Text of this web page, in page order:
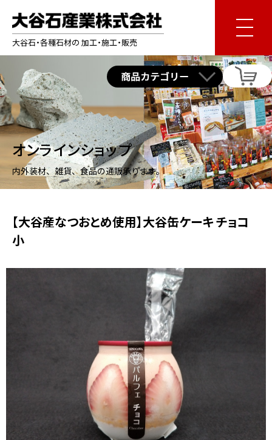
大谷石・各種石材の 加工・施工・販売
オンラインショップ
内外装材、雑貨、食品の通販承ります。
【大谷産なつおとめ使用】大谷缶ケーキ チョコ
小